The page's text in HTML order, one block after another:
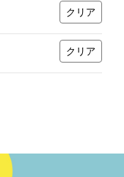
クリア
クリア